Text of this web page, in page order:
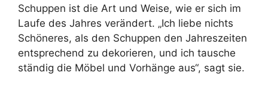
Schuppen ist die Art und Weise, wie er sich im
Laufe des Jahres verändert. „Ich liebe nichts
Schöneres, als den Schuppen den Jahreszeiten
entsprechend zu dekorieren, und ich tausche
ständig die Möbel und Vorhänge aus“, sagt sie.